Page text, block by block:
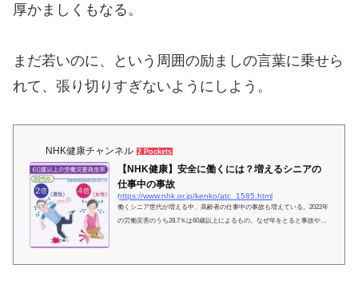
厚かましくもなる。
まだ若いのに、という周囲の励ましの言葉に乗せら
れて、張り切りすぎないようにしよう。
NHK健康チャンネル 2 Pockets
【NHK健康】安全に働くには？増えるシニアの
仕事中の事故
https://www.nhk.or.jp/kenko/atc_1585.html
働くシニア世代が増える中、高齢者の仕事中の事故も増えている。2022年
の労働災害のうち28.7％は60歳以上によるもの。なぜ年をとると事故やケ